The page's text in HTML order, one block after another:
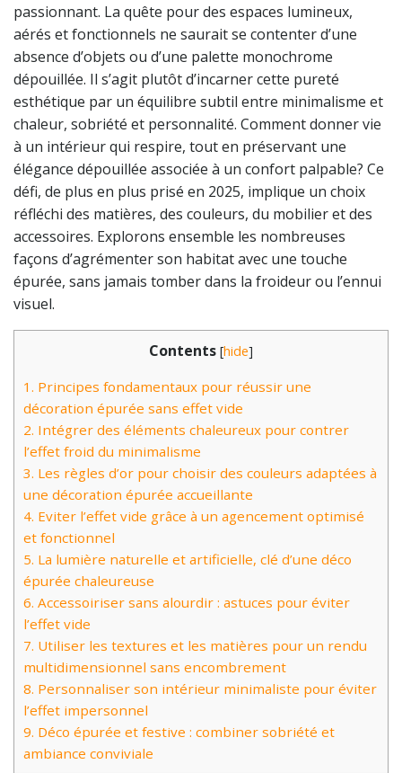
passionnant. La quête pour des espaces lumineux,
aérés et fonctionnels ne saurait se contenter d’une
absence d’objets ou d’une palette monochrome
dépouillée. Il s’agit plutôt d’incarner cette pureté
esthétique par un équilibre subtil entre minimalisme et
chaleur, sobriété et personnalité. Comment donner vie
à un intérieur qui respire, tout en préservant une
élégance dépouillée associée à un confort palpable? Ce
défi, de plus en plus prisé en 2025, implique un choix
réfléchi des matières, des couleurs, du mobilier et des
accessoires. Explorons ensemble les nombreuses
façons d’agrémenter son habitat avec une touche
épurée, sans jamais tomber dans la froideur ou l’ennui
visuel.
Contents [hide]
1. Principes fondamentaux pour réussir une
décoration épurée sans effet vide
2. Intégrer des éléments chaleureux pour contrer
l’effet froid du minimalisme
3. Les règles d’or pour choisir des couleurs adaptées à
une décoration épurée accueillante
4. Eviter l’effet vide grâce à un agencement optimisé
et fonctionnel
5. La lumière naturelle et artificielle, clé d’une déco
épurée chaleureuse
6. Accessoiriser sans alourdir : astuces pour éviter
l’effet vide
7. Utiliser les textures et les matières pour un rendu
multidimensionnel sans encombrement
8. Personnaliser son intérieur minimaliste pour éviter
l’effet impersonnel
9. Déco épurée et festive : combiner sobriété et
ambiance conviviale